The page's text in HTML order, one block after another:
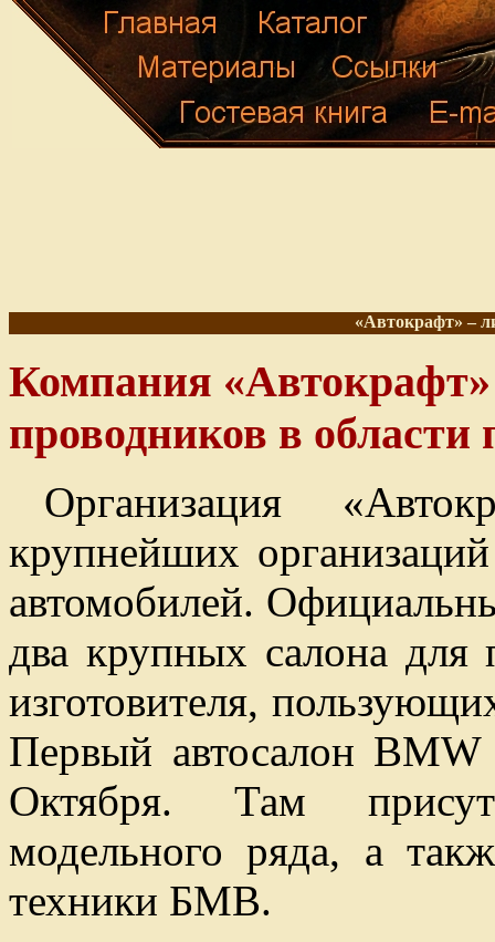
«Автокрафт» –
Компания
проводников в
Организация
крупнейших
автомобилей.
два крупных салона для
изготовителя,
Первый автосалон BMW
Октября. Там
модельного ряда, а
техники БМВ.